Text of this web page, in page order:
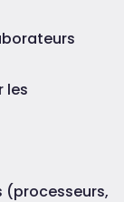
les
(processeurs,